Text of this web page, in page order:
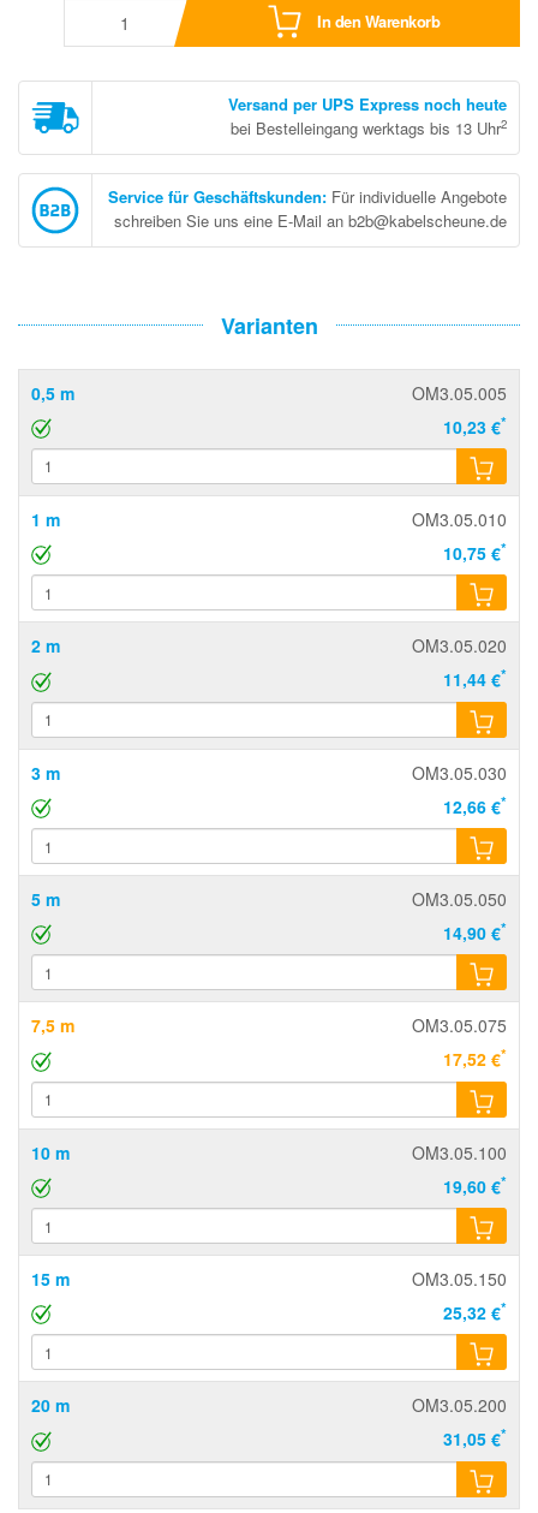
In den Warenkorb
Versand per UPS Express noch heute
bei Bestelleingang werktags bis 13 Uhr2
Service für Geschäftskunden: Für individuelle Angebote
schreiben Sie uns eine E-Mail an b2b@kabelscheune.de
Varianten
0,5 m
OM3.05.005
10,23 €*
1 m
OM3.05.010
10,75 €*
2 m
OM3.05.020
11,44 €*
3 m
OM3.05.030
12,66 €*
5 m
OM3.05.050
14,90 €*
7,5 m
OM3.05.075
17,52 €*
10 m
OM3.05.100
19,60 €*
15 m
OM3.05.150
25,32 €*
20 m
OM3.05.200
31,05 €*